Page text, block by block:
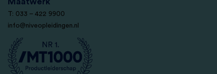
T: 033 – 422 9900
info@niveopleidingen.nl